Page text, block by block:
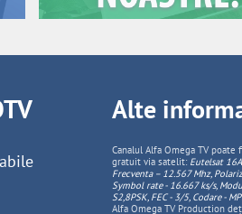
Alte
Canalul Alfa Omega TV poate
gratuit via satelit: Eutelsat
Frecventa – 12.567 Mhz,
Symbol rate - 16.667 ks/s,
S2,8PSK, FEC - 3/5, Codare -
Alfa Omega TV Production